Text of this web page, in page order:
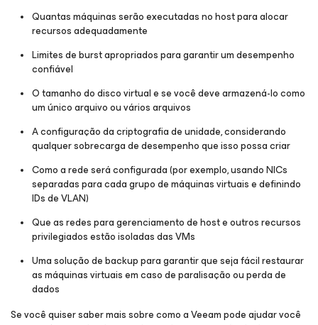
Quantas máquinas serão executadas no host para alocar
recursos adequadamente
Limites de burst apropriados para garantir um desempenho
confiável
O tamanho do disco virtual e se você deve armazená-lo como
um único arquivo ou vários arquivos
A configuração da criptografia de unidade, considerando
qualquer sobrecarga de desempenho que isso possa criar
Como a rede será configurada (por exemplo, usando NICs
separadas para cada grupo de máquinas virtuais e definindo
IDs de VLAN)
Que as redes para gerenciamento de host e outros recursos
privilegiados estão isoladas das VMs
Uma solução de backup para garantir que seja fácil restaurar
as máquinas virtuais em caso de paralisação ou perda de
dados
Se você quiser saber mais sobre como a Veeam pode ajudar você